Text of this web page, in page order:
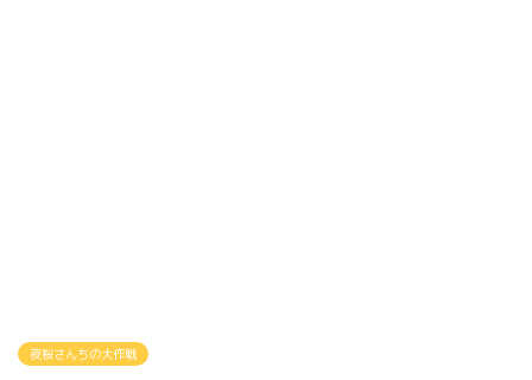
夜桜さんちの大作戦